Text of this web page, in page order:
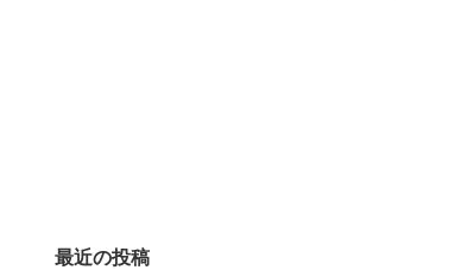
最近の投稿